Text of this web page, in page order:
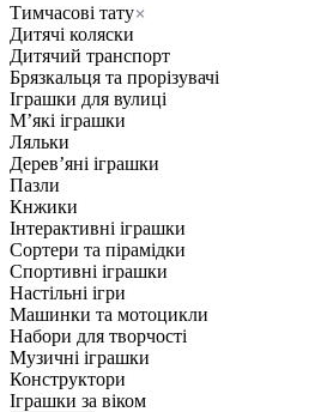
Тимчасові тату
Дитячі коляски
Дитячий транспорт
Брязкальця та прорізувачі
Іграшки для вулиці
Мʼякі іграшки
Ляльки
Деревʼяні іграшки
Пазли
Кнжики
Інтерактивні іграшки
Сортери та пірамідки
Спортивні іграшки
Настільні ігри
Машинки та мотоцикли
Набори для творчості
Музичні іграшки
Конструктори
Іграшки за віком